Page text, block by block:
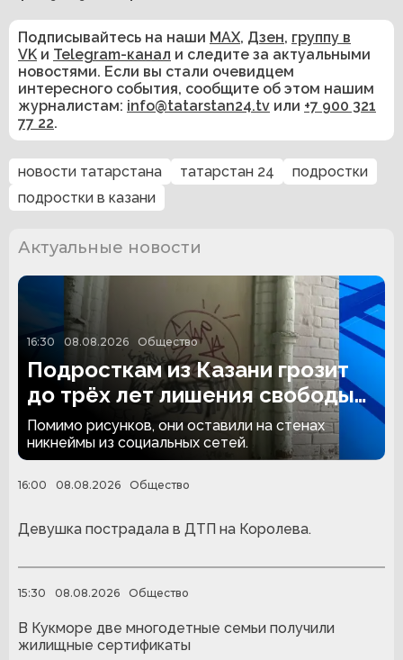
Подписывайтесь на наши MAX, Дзен, группу в
VK и Telegram-канал и следите за актуальными
новостями. Если вы стали очевидцем
интересного события, сообщите об этом нашим
журналистам: info@tatarstan24.tv или +7 900 321
77 22.
новости татарстана татарстан 24
подростки
подростки в казани
Актуальные новости
16:30 08.08.2026 Общество
Подросткам из Казани грозит
до трёх лет лишения свободы
за граффити
Помимо рисунков, они оставили на стенах
никнеймы из социальных сетей.
16:00 08.08.2026 Общество
Девушка пострадала в ДТП на Королева.
15:30 08.08.2026 Общество
В Кукморе две многодетные семьи получили
жилищные сертификаты